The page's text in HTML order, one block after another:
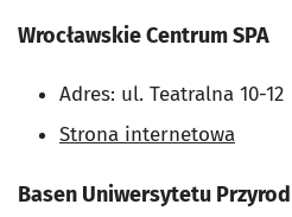
Wrocławskie Centrum SPA
Adres: ul. Teatralna 10-12
Strona internetowa
Basen Uniwersytetu